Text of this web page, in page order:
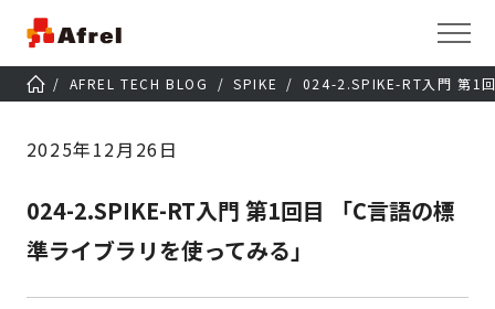
AFREL TECH BLOG SPIKE 024-2.SPIKE-RT入門 第1
2025年12月26日
024-2.SPIKE-RT入門 第1回目 「C言語の標
準ライブラリを使ってみる」